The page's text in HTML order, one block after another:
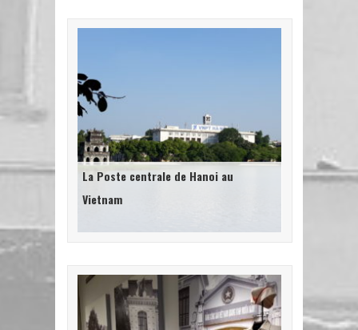
La Poste centrale de Hanoi au
Vietnam